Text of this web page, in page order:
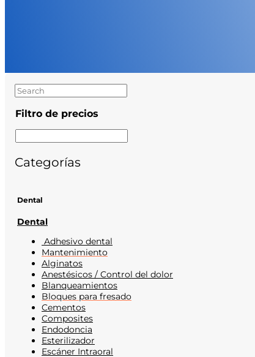
Filtro de precios
Categorías
Dental
Dental
Adhesivo dental
Mantenimiento
Alginatos
Anestésicos / Control del dolor
Blanqueamientos
Bloques para fresado
Cementos
Composites
Endodoncia
Esterilizador
Escáner Intraoral